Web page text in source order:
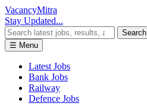
VacancyMitra
Stay Updated...
Search
☰ Menu
Latest Jobs
Bank Jobs
Railway
Defence Jobs